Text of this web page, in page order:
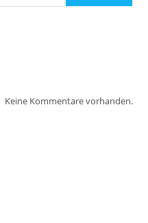
Keine Kommentare vorhanden.